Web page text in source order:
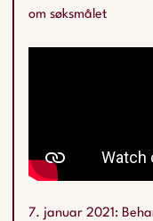
om søksmålet
7. januar 2021: